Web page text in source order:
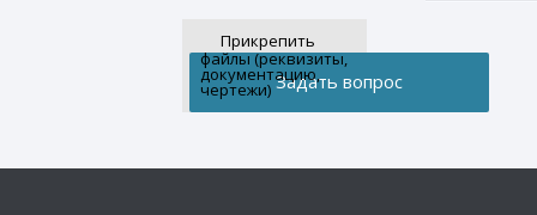
Прикрепить
файлы (реквизиты,
документацию,
чертежи)